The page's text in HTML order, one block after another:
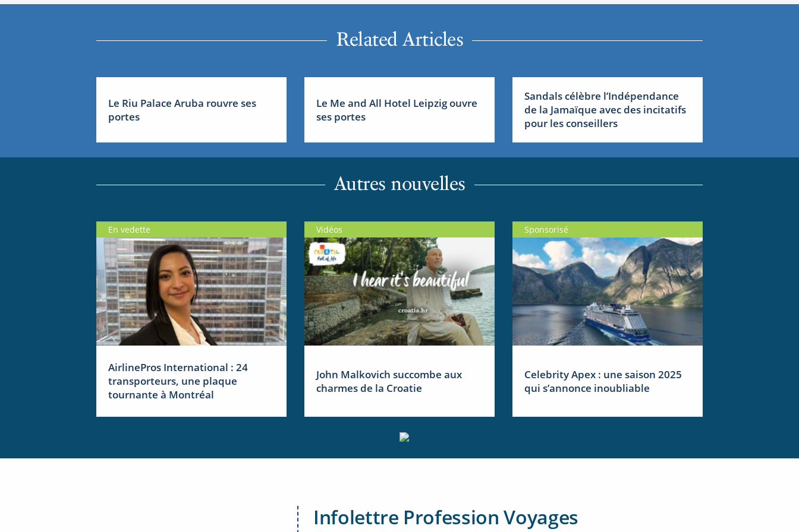
Related Articles
Le Riu Palace Aruba rouvre ses
portes
Le Me and All Hotel Leipzig ouvre
ses portes
Sandals célèbre l’Indépendance
de la Jamaïque avec des incitatifs
pour les conseillers
Autres nouvelles
En vedette
AirlinePros International : 24
transporteurs, une plaque
tournante à Montréal
Vidéos
John Malkovich succombe aux
charmes de la Croatie
Sponsorisé
Celebrity Apex : une saison 2025
qui s’annonce inoubliable
Infolettre Profession Voyages